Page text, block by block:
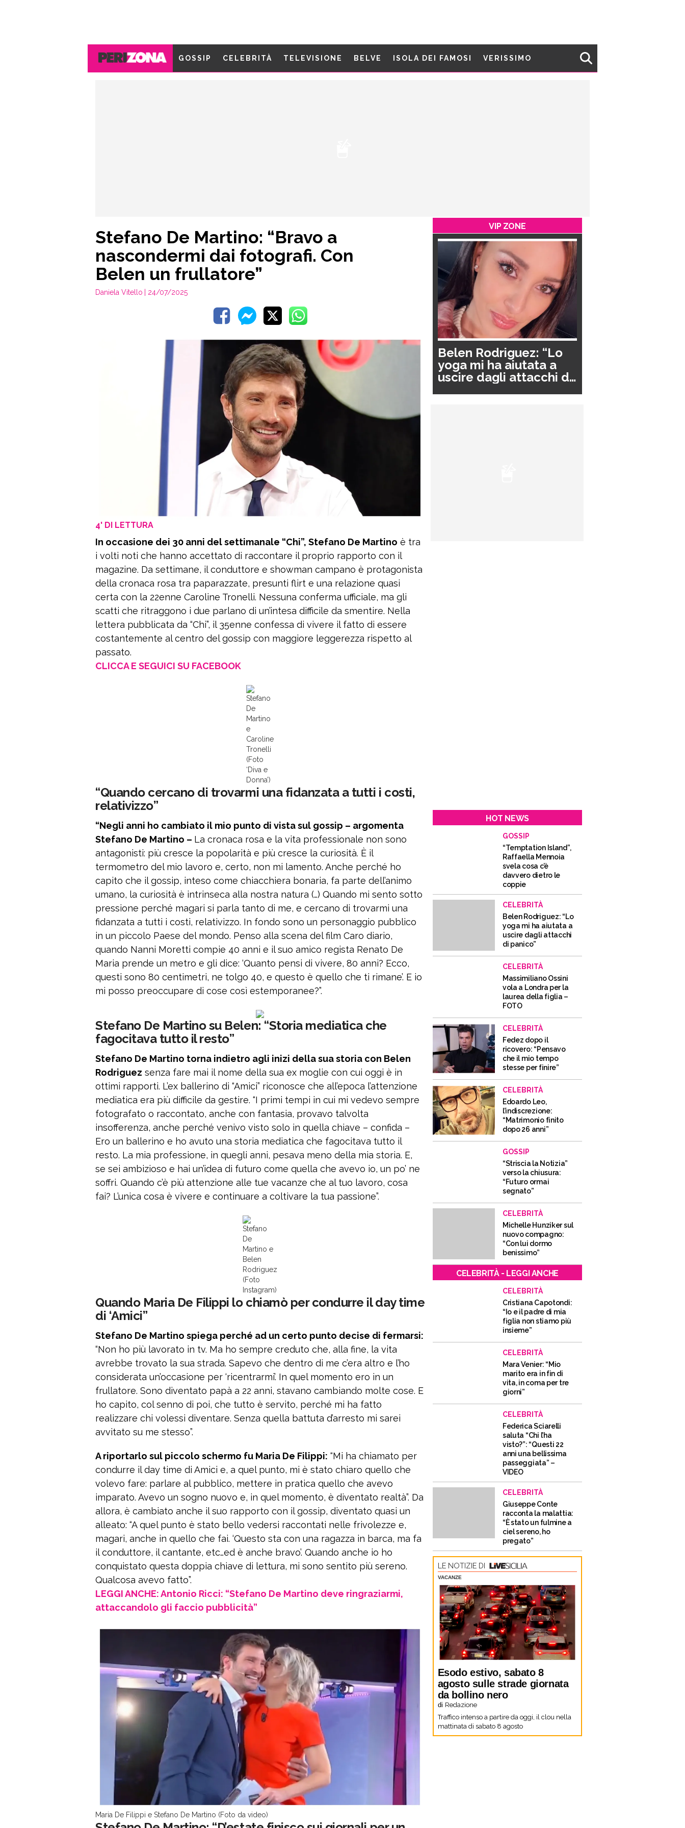
GOSSIP CELEBRITÀ TELEVISIONE BELVE ISOLA DEI FAMOSI VERISSIMO
Stefano De Martino: “Bravo a
nascondermi dai fotografi. Con
Belen un frullatore”
Daniela Vitello | 24/07/2025
4' DI LETTURA
In occasione dei 30 anni del settimanale “Chi”, Stefano De Martino è tra
i volti noti che hanno accettato di raccontare il proprio rapporto con il
magazine. Da settimane, il conduttore e showman campano è protagonista
della cronaca rosa tra paparazzate, presunti flirt e una relazione quasi
certa con la 22enne Caroline Tronelli. Nessuna conferma ufficiale, ma gli
scatti che ritraggono i due parlano di un’intesa difficile da smentire. Nella
lettera pubblicata da “Chi”, il 35enne confessa di vivere il fatto di essere
costantemente al centro del gossip con maggiore leggerezza rispetto al
passato.
CLICCA E SEGUICI SU FACEBOOK
Stefano
De
Martino
e
Caroline
Tronelli
(Foto
‘Diva e
Donna’)
“Quando cercano di trovarmi una fidanzata a tutti i costi,
relativizzo”
“Negli anni ho cambiato il mio punto di vista sul gossip – argomenta
Stefano De Martino – La cronaca rosa e la vita professionale non sono
antagonisti: più cresce la popolarità e più cresce la curiosità. È il
termometro del mio lavoro e, certo, non mi lamento. Anche perché ho
capito che il gossip, inteso come chiacchiera bonaria, fa parte dell’animo
umano, la curiosità è intrinseca alla nostra natura (…) Quando mi sento sotto
pressione perché magari si parla tanto di me, e cercano di trovarmi una
fidanzata a tutti i costi, relativizzo. In fondo sono un personaggio pubblico
in un piccolo Paese del mondo. Penso alla scena del film Caro diario,
quando Nanni Moretti compie 40 anni e il suo amico regista Renato De
Maria prende un metro e gli dice: ‘Quanto pensi di vivere, 80 anni? Ecco,
questi sono 80 centimetri, ne tolgo 40, e questo è quello che ti rimane’. E io
mi posso preoccupare di cose così estemporanee?”.
Stefano De Martino su Belen: “Storia mediatica che
fagocitava tutto il resto”
Stefano De Martino torna indietro agli inizi della sua storia con Belen
Rodriguez senza fare mai il nome della sua ex moglie con cui oggi è in
ottimi rapporti. L’ex ballerino di “Amici” riconosce che all’epoca l’attenzione
mediatica era più difficile da gestire. “I primi tempi in cui mi vedevo sempre
fotografato o raccontato, anche con fantasia, provavo talvolta
insofferenza, anche perché venivo visto solo in quella chiave – confida –
Ero un ballerino e ho avuto una storia mediatica che fagocitava tutto il
resto. La mia professione, in quegli anni, pesava meno della mia storia. E,
se sei ambizioso e hai un’idea di futuro come quella che avevo io, un po’ ne
soffri. Quando c’è più attenzione alle tue vacanze che al tuo lavoro, cosa
fai? L’unica cosa è vivere e continuare a coltivare la tua passione”.
Stefano
De
Martino e
Belen
Rodriguez
(Foto
Instagram)
Quando Maria De Filippi lo chiamò per condurre il day time
di ‘Amici”
Stefano De Martino spiega perché ad un certo punto decise di fermarsi:
“Non ho più lavorato in tv. Ma ho sempre creduto che, alla fine, la vita
avrebbe trovato la sua strada. Sapevo che dentro di me c’era altro e l’ho
considerata un’occasione per ‘ricentrarmi’. In quel momento ero in un
frullatore. Sono diventato papà a 22 anni, stavano cambiando molte cose. E
ho capito, col senno di poi, che tutto è servito, perché mi ha fatto
realizzare chi volessi diventare. Senza quella battuta d’arresto mi sarei
avvitato su me stesso”.
A riportarlo sul piccolo schermo fu Maria De Filippi: “Mi ha chiamato per
condurre il day time di Amici e, a quel punto, mi è stato chiaro quello che
volevo fare: parlare al pubblico, mettere in pratica quello che avevo
imparato. Avevo un sogno nuovo e, in quel momento, è diventato realtà”. Da
allora, è cambiato anche il suo rapporto con il gossip, diventato quasi un
alleato: “A quel punto è stato bello vedersi raccontati nelle frivolezze e,
magari, anche in quello che fai. ‘Questo sta con una ragazza in barca, ma fa
il conduttore, il cantante, etc…ed è anche bravo’. Quando anche io ho
conquistato questa doppia chiave di lettura, mi sono sentito più sereno.
Qualcosa avevo fatto”.
LEGGI ANCHE: Antonio Ricci: “Stefano De Martino deve ringraziarmi,
attaccandolo gli faccio pubblicità”
Maria De Filippi e Stefano De Martino (Foto da video)
VIP ZONE
Belen Rodriguez: “Lo
yoga mi ha aiutata a
uscire dagli attacchi di
HOT NEWS
GOSSIP
“Temptation Island”,
Raffaella Mennoia
svela cosa c’è
davvero dietro le
coppie
CELEBRITÀ
Belen Rodriguez: “Lo
yoga mi ha aiutata a
uscire dagli attacchi
di panico”
CELEBRITÀ
Massimiliano Ossini
vola a Londra per la
laurea della figlia –
FOTO
CELEBRITÀ
Fedez dopo il
ricovero: “Pensavo
che il mio tempo
stesse per finire”
CELEBRITÀ
Edoardo Leo,
l’indiscrezione:
“Matrimonio finito
dopo 26 anni”
GOSSIP
“Striscia la Notizia”
verso la chiusura:
“Futuro ormai
segnato”
CELEBRITÀ
Michelle Hunziker sul
nuovo compagno:
“Con lui dormo
benissimo”
CELEBRITÀ - LEGGI ANCHE
CELEBRITÀ
Cristiana Capotondi:
“Io e il padre di mia
figlia non stiamo più
insieme”
CELEBRITÀ
Mara Venier: “Mio
marito era in fin di
vita, in coma per tre
giorni”
CELEBRITÀ
Federica Sciarelli
saluta “Chi l’ha
visto?”: “Questi 22
anni una bellissima
passeggiata” –
VIDEO
CELEBRITÀ
Giuseppe Conte
racconta la malattia:
“È stato un fulmine a
ciel sereno, ho
pregato”
LE NOTIZIE DI
VACANZE
Esodo estivo, sabato 8
agosto sulle strade giornata
da bollino nero
di Redazione
Traffico intenso a partire da oggi, il clou nella
mattinata di sabato 8 agosto